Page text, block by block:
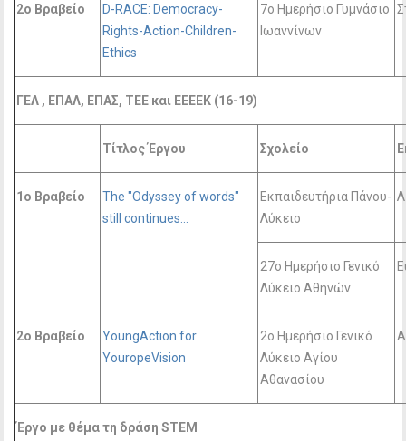
2o Βραβείο
D-RACE: Democracy-
Rights-Action-Children-
Ethics
7ο Ημερήσιο Γυμνάσιο
Ιωαννίνων
ΓΕΛ , ΕΠΑΛ, ΕΠΑΣ, TEE και ΕΕΕΕΚ (16-19)
Τίτλος Έργου Σχολείο
1ο Βραβείο
The "Odyssey of words"
still continues...
Εκπαιδευτήρια Πάνου-
Λύκειο
27ο Ημερήσιο Γενικό
Λύκειο Αθηνών
2o Βραβείο
YoungAction for
YouropeVision
2o Ημερήσιο Γενικό
Λύκειο Αγίου
Αθανασίου
Έργο με θέμα τη δράση STEM